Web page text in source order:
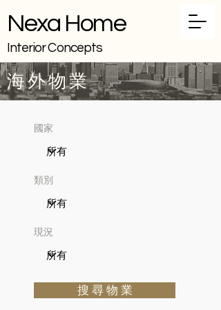
Nexa Home
Interior Concepts
海外物業
國家
類別
現況
搜 尋 物 業